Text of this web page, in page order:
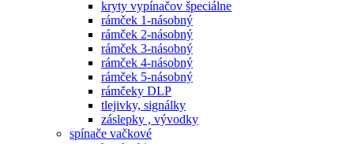
kryty vypínačov špeciálne
rámček 1-násobný
rámček 2-násobný
rámček 3-násobný
rámček 4-násobný
rámček 5-násobný
rámčeky DLP
tlejivky, signálky
záslepky , vývodky
spínače vačkové